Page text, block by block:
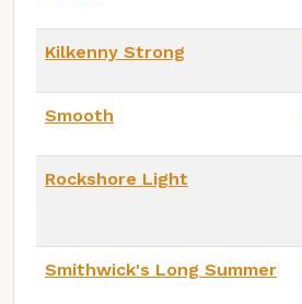
Kilkenny Strong
Smooth
Rockshore Light
Smithwick's Long Summer